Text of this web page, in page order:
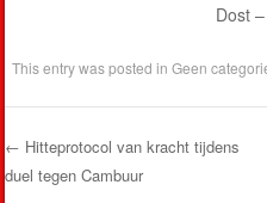
Dost
This entry was posted inGeen
Post navigation
← Hitteprotocol van kracht tijdens
duel tegen Cambuur